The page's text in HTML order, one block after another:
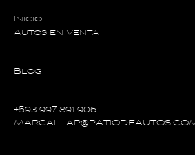
Inicio
Autos en Venta
Blog
+593 997 891 906